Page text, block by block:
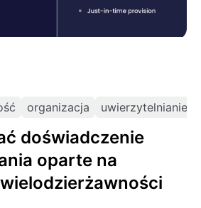
organizacja uwierzytelnianie
doświadczenie
oparte na